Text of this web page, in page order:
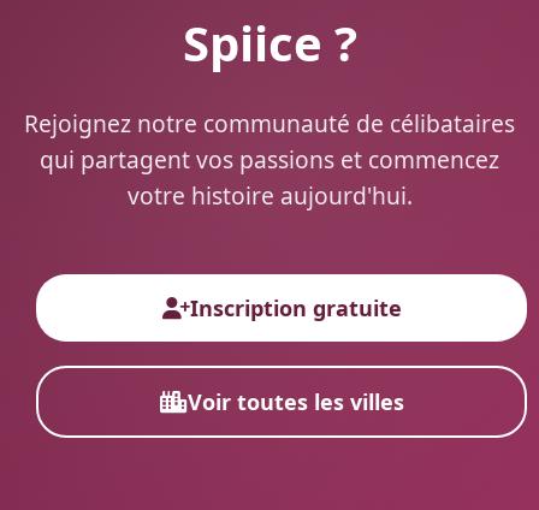
Spiice ?
Rejoignez notre communauté de célibataires
qui partagent vos passions et commencez
votre histoire aujourd'hui.
Inscription gratuite
Voir toutes les villes